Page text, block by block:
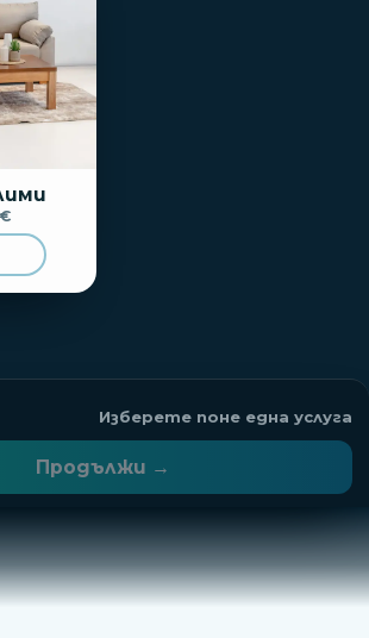
Изберете поне една услуга
Продължи →